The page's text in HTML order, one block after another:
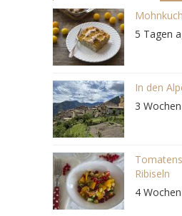
5 Tagen
In den
3
Ribiseln
4